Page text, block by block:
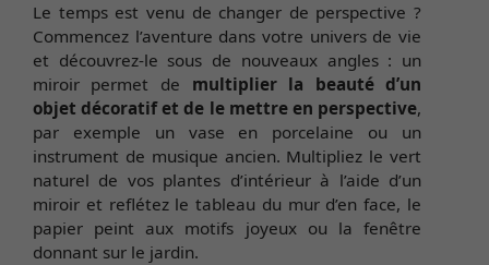
Le temps est venu de changer de perspective ?
Commencez l’aventure dans votre univers de vie
et découvrez-le sous de nouveaux angles : un
miroir permet de multiplier la beauté d’un
objet décoratif et de le mettre en perspective,
par exemple un vase en porcelaine ou un
instrument de musique ancien. Multipliez le vert
naturel de vos plantes d’intérieur à l’aide d’un
miroir et reflétez le tableau du mur d’en face, le
papier peint aux motifs joyeux ou la fenêtre
donnant sur le jardin.